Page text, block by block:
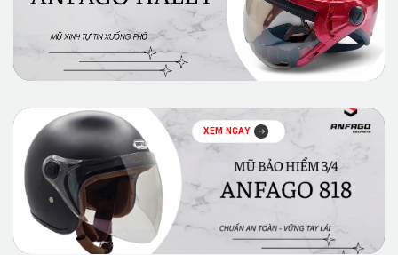
XEM NGAY